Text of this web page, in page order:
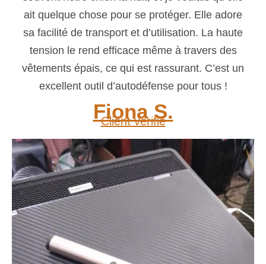
ait quelque chose pour se protéger. Elle adore
sa facilité de transport et d’utilisation. La haute
tension le rend efficace même à travers des
vêtements épais, ce qui est rassurant. C’est un
excellent outil d’autodéfense pour tous !
Fiona S.
Client vérifié